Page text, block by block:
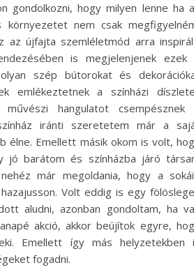
gondolkozni, hogy milyen lenne ha
nem csak
az újfajta szemléletmód arra
is megjelenjenek ezek
szép bútorokat és
emlékeztetnek a színházi
hangulatot csempésznek
iránti szeretetem már a
élne. Emellett másik okom is volt,
jó barátom és színházba járó
már megoldania, hogy a
Volt eddig is egy
aludni, azonban gondoltam, ha
akció, akkor beújítok egyre,
Emellett így más helyzetekben
fogadni.